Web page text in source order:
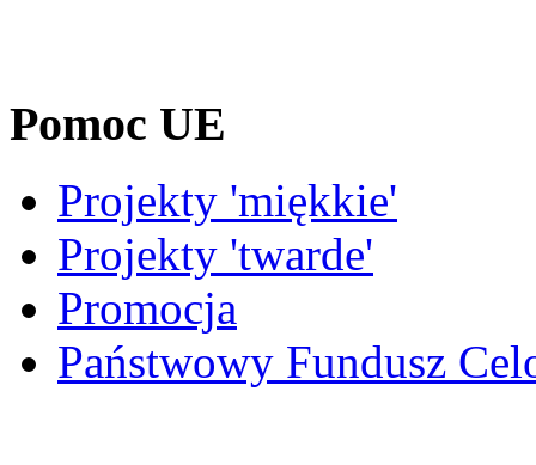
Pomoc UE
Projekty 'miękkie'
Projekty 'twarde'
Promocja
Państwowy Fundusz